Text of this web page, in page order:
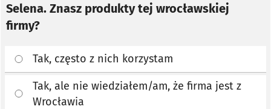
Selena. Znasz produkty tej wrocławskiej
firmy?
Tak, często z nich korzystam
Tak, ale nie wiedziałem/am, że firma jest z
Wrocławia